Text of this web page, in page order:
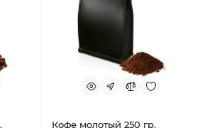
Кофе молотый 250 гр.